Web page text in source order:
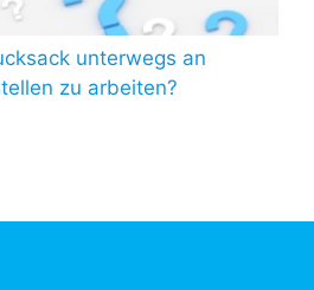
unterwegs an
zu arbeiten?